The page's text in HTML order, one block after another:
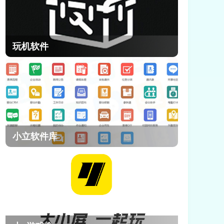
玩机软件
小立软件库